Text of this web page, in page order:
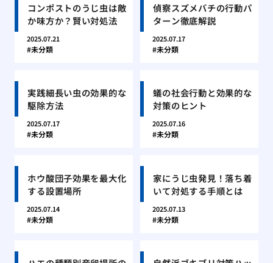
コンポストのうじ虫は敵
か味方か？賢い対処法
2025.07.21
未分類
偵察スズメバチの行動パ
ターン徹底解説
2025.07.17
未分類
実践細長い虫の効果的な
駆除方法
2025.07.17
未分類
蟻の社会行動と効果的な
対策のヒント
2025.07.16
未分類
ホウ酸団子効果を最大化
する設置場所
2025.07.14
未分類
家にうじ虫発見！落ち着
いて対処する手順とは
2025.07.13
未分類